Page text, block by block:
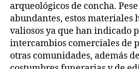
arqueológicos de concha.
abundantes, estos materiales
valiosos ya que han indicado
intercambios comerciales de
otras comunidades, además